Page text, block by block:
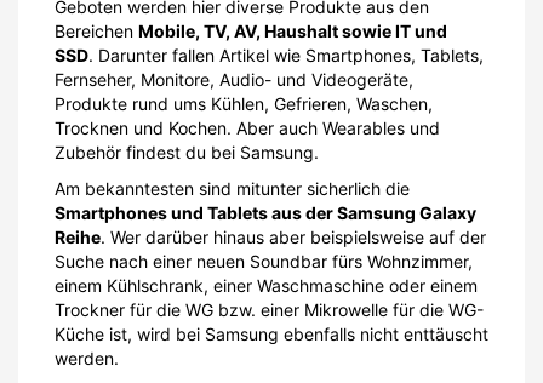
Geboten werden hier diverse Produkte aus den
Bereichen Mobile, TV, AV, Haushalt sowie IT und
SSD. Darunter fallen Artikel wie Smartphones, Tablets,
Fernseher, Monitore, Audio- und Videogeräte,
Produkte rund ums Kühlen, Gefrieren, Waschen,
Trocknen und Kochen. Aber auch Wearables und
Zubehör findest du bei Samsung.
Am bekanntesten sind mitunter sicherlich die
Smartphones und Tablets aus der Samsung Galaxy
Reihe. Wer darüber hinaus aber beispielsweise auf der
Suche nach einer neuen Soundbar fürs Wohnzimmer,
einem Kühlschrank, einer Waschmaschine oder einem
Trockner für die WG bzw. einer Mikrowelle für die WG-
Küche ist, wird bei Samsung ebenfalls nicht enttäuscht
werden.